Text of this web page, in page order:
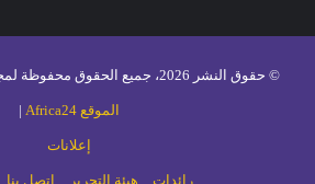
© حقوق النشر 2026، جميع الحقوق محفوظة لمجلة رائدات |
الموقع Africa24 |
إعلانات
رائدات هيئة التحرير إتصل بنا